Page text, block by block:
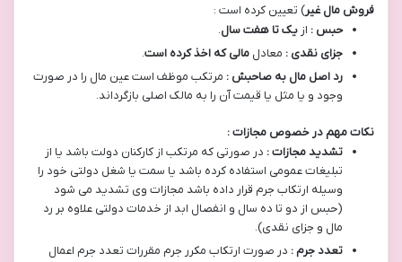
فروش مال غیر) تعیین کرده است :
حبس : از یک تا هفت سال.
جزای نقدی : معادل مالی که اخذ کرده است.
رد اصل مال به صاحبش : مرتکب موظف است عین مال را در صورت
وجود و یا مثل یا قیمت آن را به مالک اصلی بازگرداند.
نکات مهم در خصوص مجازات :
تشدید مجازات : در صورتی که مرتکب از کارکنان دولت باشد یا از
تبلیغات عمومی استفاده کرده باشد یا سمت یا شغل دولتی خود را
وسیله ارتکاب جرم قرار داده باشد مجازات وی تشدید می شود
(حبس از دو تا ده سال و انفصال ابد از خدمات دولتی علاوه بر رد
مال و جزای نقدی).
تعدد جرم : در صورت ارتکاب مکرر جرم مقررات تعدد جرم اعمال